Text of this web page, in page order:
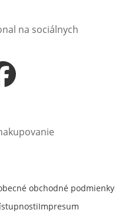
na sociálnych
sa vnovom okne
obchodné podmienky
Impresum